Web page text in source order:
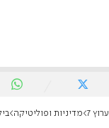
ערוץ 7 מדיניות ופוליטיקה